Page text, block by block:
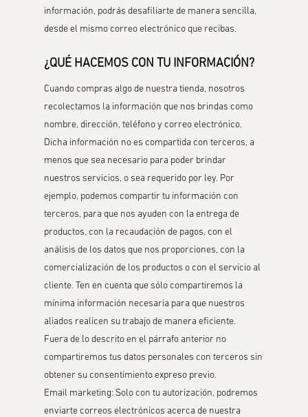
información, podrás desafiliarte de manera sencilla,
desde el mismo correo electrónico que recibas.
¿QUÉ HACEMOS CON TU INFORMACIÓN?
Cuando compras algo de nuestra tienda, nosotros
recolectamos la información que nos brindas como
nombre, dirección, teléfono y correo electrónico.
Dicha información no es compartida con terceros, a
menos que sea necesario para poder brindar
nuestros servicios, o sea requerido por ley. Por
ejemplo, podemos compartir tu información con
terceros, para que nos ayuden con la entrega de
productos, con la recaudación de pagos, con el
análisis de los datos que nos proporciones, con la
comercialización de los productos o con el servicio al
cliente. Ten en cuenta que sólo compartiremos la
mínima información necesaria para que nuestros
aliados realicen su trabajo de manera eficiente.
Fuera de lo descrito en el párrafo anterior no
compartiremos tus datos personales con terceros sin
obtener su consentimiento expreso previo.
Email marketing: Solo con tu autorización, podremos
enviarte correos electrónicos acerca de nuestra